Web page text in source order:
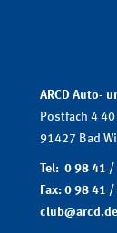
ARCD Auto-
Postfach 4 40
91427 Bad
Tel: 0 98 41 /
Fax: 0 98 41
club@arcd.de